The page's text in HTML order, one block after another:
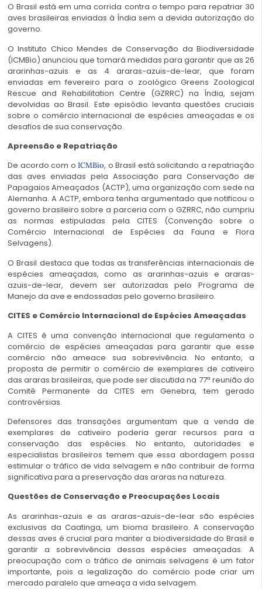
O Brasil está em uma corrida contra o tempo para repatriar 30
aves brasileiras enviadas à Índia sem a devida autorização do
governo.
O Instituto Chico Mendes de Conservação da Biodiversidade
(ICMBio) anunciou que tomará medidas para garantir que as 26
ararinhas-azuis e as 4 araras-azuis-de-lear, que foram
enviadas em fevereiro para o zoológico Greens Zoological
Rescue and Rehabilitation Centre (GZRRC) na Índia, sejam
devolvidas ao Brasil. Este episódio levanta questões cruciais
sobre o comércio internacional de espécies ameaçadas e os
desafios de sua conservação.
Apreensão e Repatriação
De acordo com o ICMBio, o Brasil está solicitando a repatriação
das aves enviadas pela Associação para Conservação de
Papagaios Ameaçados (ACTP), uma organização com sede na
Alemanha. A ACTP, embora tenha argumentado que notificou o
governo brasileiro sobre a parceria com o GZRRC, não cumpriu
as normas estipuladas pela CITES (Convenção sobre o
Comércio Internacional de Espécies da Fauna e Flora
Selvagens).
O Brasil destaca que todas as transferências internacionais de
espécies ameaçadas, como as ararinhas-azuis e araras-
azuis-de-lear, devem ser autorizadas pelo Programa de
Manejo da ave e endossadas pelo governo brasileiro.
CITES e Comércio Internacional de Espécies Ameaçadas
A CITES é uma convenção internacional que regulamenta o
comércio de espécies ameaçadas para garantir que esse
comércio não ameace sua sobrevivência. No entanto, a
proposta de permitir o comércio de exemplares de cativeiro
das araras brasileiras, que pode ser discutida na 77ª reunião do
Comitê Permanente da CITES em Genebra, tem gerado
controvérsias.
Defensores das transações argumentam que a venda de
exemplares de cativeiro poderia gerar recursos para a
conservação das espécies. No entanto, autoridades e
especialistas brasileiros temem que essa abordagem possa
estimular o tráfico de vida selvagem e não contribuir de forma
significativa para a preservação das araras na natureza.
Questões de Conservação e Preocupações Locais
As ararinhas-azuis e as araras-azuis-de-lear são espécies
exclusivas da Caatinga, um bioma brasileiro. A conservação
dessas aves é crucial para manter a biodiversidade do Brasil e
garantir a sobrevivência dessas espécies ameaçadas. A
preocupação com o tráfico de animais selvagens é um fator
importante, pois a legalização do comércio pode criar um
mercado paralelo que ameaça a vida selvagem.